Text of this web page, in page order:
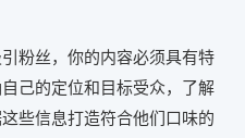
粉丝，你的内容必须具有特
己的定位和目标受众，了解
些信息打造符合他们口味的